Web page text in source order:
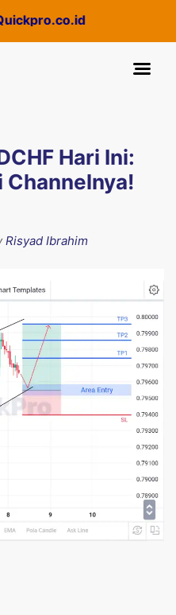
Hari Ini:
Channelnya!
Risyad Ibrahim